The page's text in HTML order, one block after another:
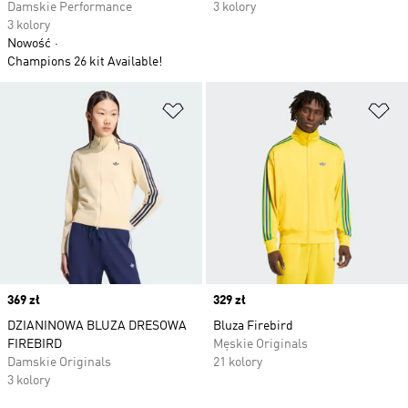
Damskie Performance
3 kolory
Nowość
Champions 26 kit Available!
3 kolory
Dodaj do listy życzeń
Price
369 zł
DZIANINOWA BLUZA DRESOWA
FIREBIRD
Damskie Originals
3 kolory
Price
329 zł
Bluza Firebird
Męskie Originals
21 kolory